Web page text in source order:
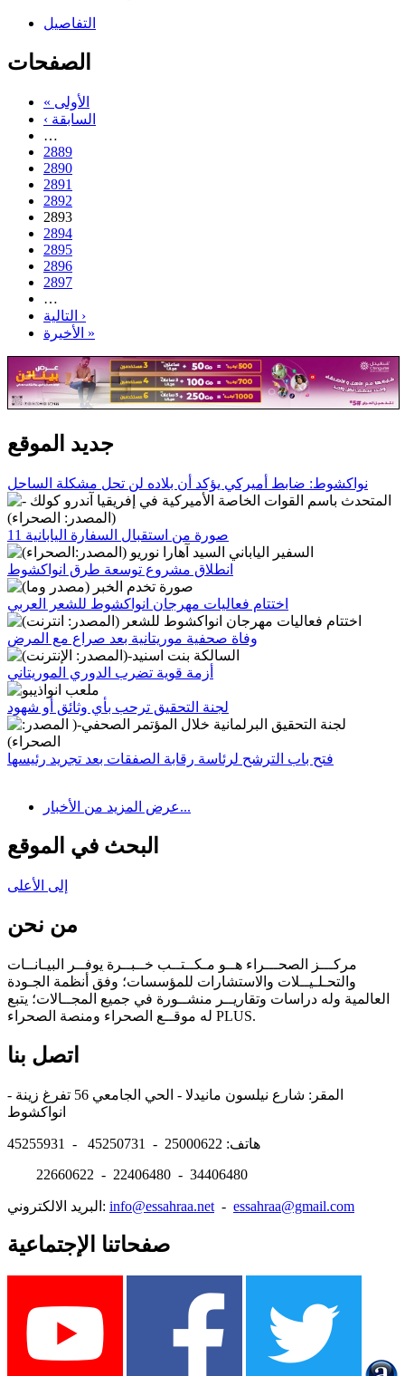
التفاصيل
الصفحات
« الأولى
‹ السابقة
…
2889
2890
2891
2892
2893
2894
2895
2896
2897
…
التالية ›
الأخيرة »
جديد الموقع
نواكشوط: ضابط أميركي يؤكد أن بلاده لن تحل مشكلة الساحل
11 صورة من استقبال السفارة اليابانية
انطلاق مشروع توسعة طرق انواكشوط
اختتام فعاليات مهرجان انواكشوط للشعر العربي
وفاة صحفية موريتانية بعد صراع مع المرض
أزمة قوية تضرب الدوري الموريتاني
لجنة التحقيق ترحب بأي وثائق أو شهود
فتح باب الترشح لرئاسة رقابة الصفقات بعد تجريد رئيسها
عرض المزيد من الأخبار...
البحث في الموقع
إلى الأعلى
من نحن
مركـــز الصحـــراء هــو مـكــتــب خــبــرة يوفــر البيـانــات
والتحـلـيــلات والاستشارات للمؤسسات؛ وفق أنظمة الجـودة
العالمية وله دراسات وتقاريــر منشــورة في جميع المجــالات؛ يتبع
له موقــع الصحراء ومنصة الصحراء PLUS.
اتصل بنا
المقر: شارع نيلسون مانيدلا - الحي الجامعي 56 تفرغ زينة -
هاتف: 25000622 - 45250731 - 45255931
22660622 - 22406480 - 34406480
البريد الالكتروني: info@essahraa.net - essahraa@gmail.com
صفحاتنا الإجتماعية